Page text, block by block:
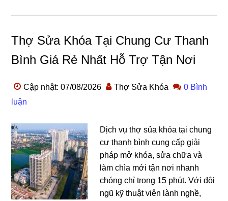
Thợ Sửa Khóa Tại Chung Cư Thanh
Bình Giá Rẻ Nhất Hỗ Trợ Tận Nơi
Cập nhật: 07/08/2026 Thợ Sửa Khóa
0 Bình
luận
Dịch vụ thợ sủa khóa tại chung
cư thanh bình cung cấp giải
pháp mở khóa, sửa chữa và
làm chìa mới tận nơi nhanh
chóng chỉ trong 15 phút. Với đội
ngũ kỹ thuật viên lành nghề,